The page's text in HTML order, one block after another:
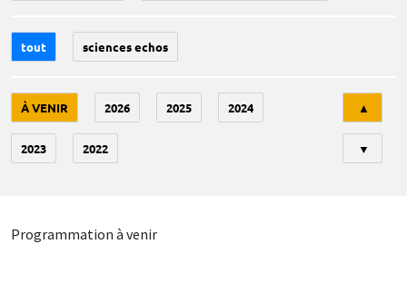
tout sciences echos
À VENIR 2026 2025 2024
2023 2022
▲
▼
Programmation à venir